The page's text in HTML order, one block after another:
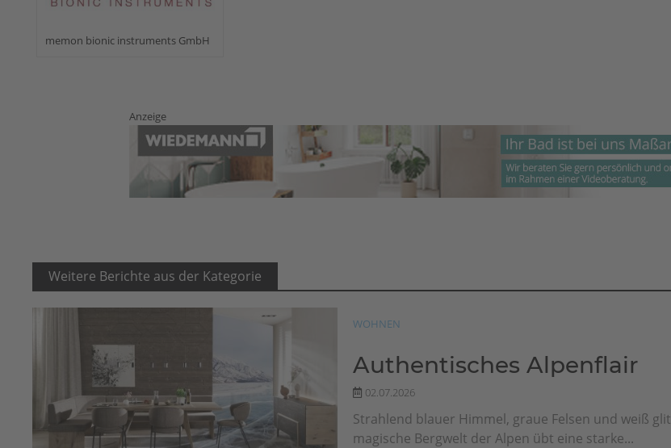
memon bionic instruments GmbH
Anzeige
Weitere Berichte aus der Kategorie
WOHNEN
Authentisches Alpenflair
02.07.2026
Strahlend blauer Himmel, graue Felsen und weiß
magische Bergwelt der Alpen übt eine starke...